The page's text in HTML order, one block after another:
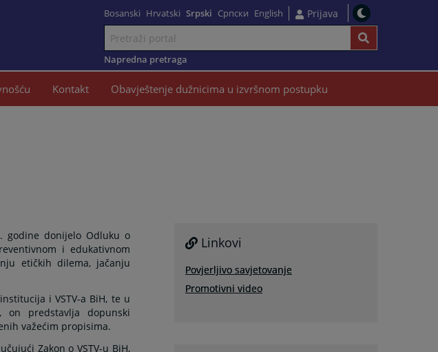
Bosanski Hrvatski Srpski Српски English Prijava
Napredna pretraga
Kontakt Obavještenje dužnicima u izvršnom postupku
godine donijelo Odluku o
i edukativnom
etičkih dilema, jačanju
i VSTV-a BiH, te u
on predstavlja dopunski
važećim propisima.
Zakon o VSTV-u BiH,
Linkovi
Povjerljivo savjetovanje
Promotivni video